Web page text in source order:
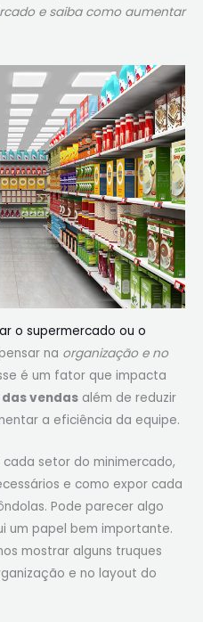
e saiba como aumentar
o supermercado ou o
na organização e no
é um fator que impacta
vendas além de reduzir
a eficiência da equipe.
setor do minimercado,
e como expor cada
Pode parecer algo
um papel bem importante.
mostrar alguns truques
e no layout do